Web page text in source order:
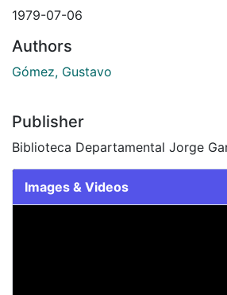
1979-07-06
Authors
Gómez, Gustavo
Publisher
Biblioteca Departamental Jorge
Images & Videos